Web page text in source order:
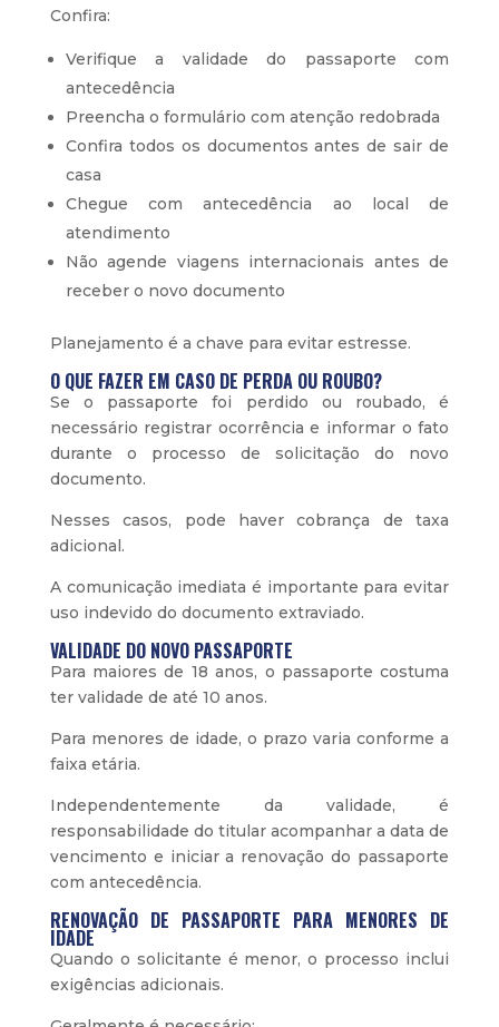
Confira:
Verifique a validade do passaporte com
antecedência
Preencha o formulário com atenção redobrada
Confira todos os documentos antes de sair de
casa
Chegue com antecedência ao local de
atendimento
Não agende viagens internacionais antes de
receber o novo documento
Planejamento é a chave para evitar estresse.
O QUE FAZER EM CASO DE PERDA OU ROUBO?
Se o passaporte foi perdido ou roubado, é
necessário registrar ocorrência e informar o fato
durante o processo de solicitação do novo
documento.
Nesses casos, pode haver cobrança de taxa
adicional.
A comunicação imediata é importante para evitar
uso indevido do documento extraviado.
VALIDADE DO NOVO PASSAPORTE
Para maiores de 18 anos, o passaporte costuma
ter validade de até 10 anos.
Para menores de idade, o prazo varia conforme a
faixa etária.
Independentemente da validade, é
responsabilidade do titular acompanhar a data de
vencimento e iniciar a renovação do passaporte
com antecedência.
RENOVAÇÃO DE PASSAPORTE PARA MENORES DE
IDADE
Quando o solicitante é menor, o processo inclui
exigências adicionais.